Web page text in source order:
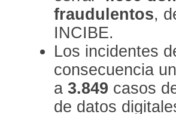
fraudulentos,
INCIBE.
Los incidentes
consecuencia un
a3.849 casos
de datos